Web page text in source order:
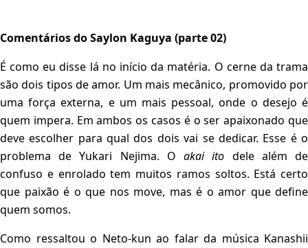
Comentários do Saylon Kaguya (parte 02)
É como eu disse lá no início da matéria. O cerne da trama
são dois tipos de amor. Um mais mecânico, promovido por
uma força externa, e um mais pessoal, onde o desejo é
quem impera. Em ambos os casos é o ser apaixonado que
deve escolher para qual dos dois vai se dedicar. Esse é o
problema de Yukari Nejima. Oakai ito dele além de
confuso e enrolado tem muitos ramos soltos. Está certo
que paixão é o que nos move, mas é o amor que define
quem somos.
Como ressaltou o Neto-kun ao falar da música Kanashii